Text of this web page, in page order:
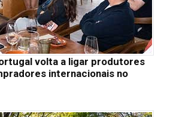
volta a ligar produtores
internacionais no